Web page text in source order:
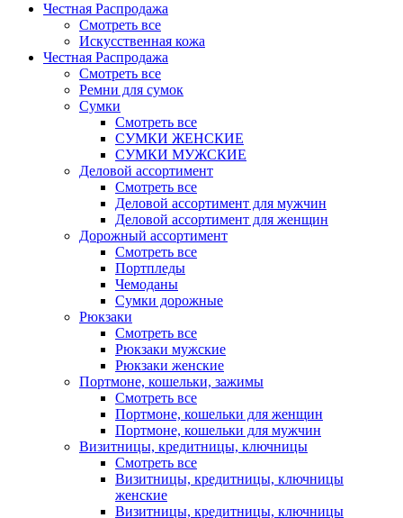
Честная Распродажа
Смотреть все
Искусственная кожа
Честная Распродажа
Смотреть все
Ремни для сумок
Сумки
Смотреть все
СУМКИ ЖЕНСКИЕ
СУМКИ МУЖСКИЕ
Деловой ассортимент
Смотреть все
Деловой ассортимент для мужчин
Деловой ассортимент для женщин
Дорожный ассортимент
Смотреть все
Портпледы
Чемоданы
Сумки дорожные
Рюкзаки
Смотреть все
Рюкзаки мужские
Рюкзаки женские
Портмоне, кошельки, зажимы
Смотреть все
Портмоне, кошельки для женщин
Портмоне, кошельки для мужчин
Визитницы, кредитницы, ключницы
Смотреть все
Визитницы, кредитницы, ключницы
женские
Визитницы, кредитницы, ключницы